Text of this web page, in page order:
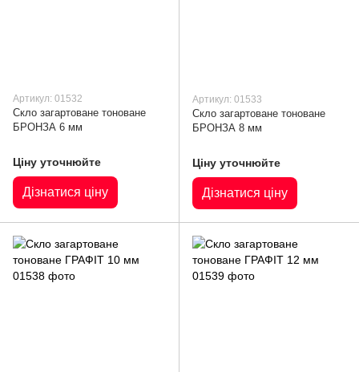
Артикул: 01532
Скло загартоване тоноване
БРОНЗА 6 мм
Ціну уточнюйте
Дізнатися ціну
Артикул: 01533
Скло загартоване тоноване
БРОНЗА 8 мм
Ціну уточнюйте
Дізнатися ціну